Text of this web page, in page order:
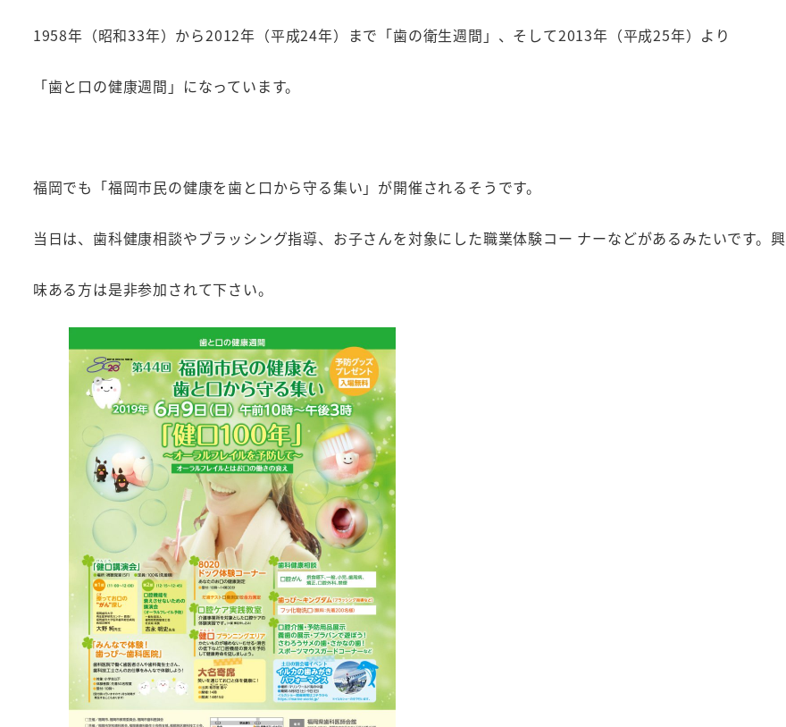
1958年（昭和33年）から2012年（平成24年）まで「歯の衛生週間」、そして2013年（平成25年）より
「歯と口の健康週間」になっています。
福岡でも「福岡市民の健康を歯と口から守る集い」が開催されるそうです。
当日は、歯科健康相談やブラッシング指導、お子さんを対象にした職業体験コー ナーなどがあるみたいです。興
味ある方は是非参加されて下さい。